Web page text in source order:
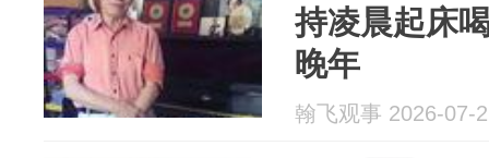
持凌晨起床
晚年
翰飞观事 2026-07-